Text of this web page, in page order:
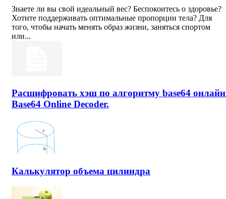
Знаете ли вы свой идеальный вес? Беспокоитесь о здоровье?
Хотите поддерживать оптимальные пропорции тела? Для
того, чтобы начать менять образ жизни, заняться спортом
или...
Расшифровать хэш по алгоритму base64
Base64 Online Decoder.
Калькулятор объема цилиндра